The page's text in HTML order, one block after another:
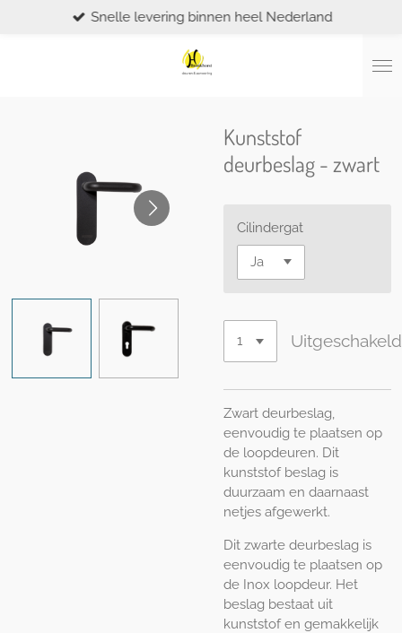
Snelle levering binnen heel Nederland
Kunststof
deurbeslag - zwart
Cilindergat
Uitgeschakeld
Zwart deurbeslag,
eenvoudig te plaatsen op
de loopdeuren. Dit
kunststof beslag is
duurzaam en daarnaast
netjes afgewerkt.
Dit zwarte deurbeslag is
eenvoudig te plaatsen op
de Inox loopdeur. Het
beslag bestaat uit
kunststof en gemakkelijk